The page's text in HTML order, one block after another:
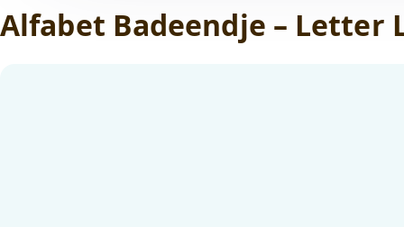
Alfabet Badeendje – Letter